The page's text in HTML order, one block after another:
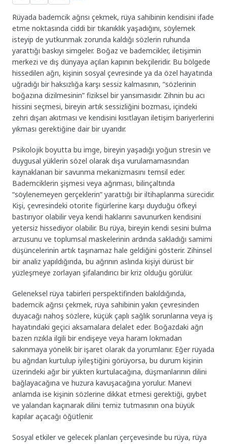
Rüyada bademcik ağrısı çekmek, rüya sahibinin kendisini ifade
etme noktasında ciddi bir tıkanıklık yaşadığını, söylemek
isteyip de yutkunmak zorunda kaldığı sözlerin ruhunda
yarattığı baskıyı simgeler. Boğaz ve bademcikler, iletişimin
merkezi ve dış dünyaya açılan kapının bekçileridir. Bu bölgede
hissedilen ağrı, kişinin sosyal çevresinde ya da özel hayatında
uğradığı bir haksızlığa karşı sessiz kalmasının, “sözlerinin
boğazına dizilmesinin” fiziksel bir yansımasıdır. Zihnin bu acı
hissini seçmesi, bireyin artık sessizliğini bozması, içindeki
zehri dışarı akıtması ve kendisini kısıtlayan iletişim bariyerlerini
yıkması gerektiğine dair bir uyarıdır.
Psikolojik boyutta bu imge, bireyin yaşadığı yoğun stresin ve
duygusal yüklerin sözel olarak dışa vurulamamasından
kaynaklanan bir savunma mekanizmasını temsil eder.
Bademciklerin şişmesi veya ağrıması, bilinçaltında
“söylenemeyen gerçeklerin” yarattığı bir iltihaplanma sürecidir.
Kişi, çevresindeki otorite figürlerine karşı duyduğu öfkeyi
bastırıyor olabilir veya kendi haklarını savunurken kendisini
yetersiz hissediyor olabilir. Bu rüya, bireyin kendi sesini bulma
arzusunu ve toplumsal maskelerinin ardında sakladığı samimi
düşüncelerinin artık taşınamaz hale geldiğini gösterir. Zihinsel
bir analiz yapıldığında, bu ağrının aslında kişiyi dürüst bir
yüzleşmeye zorlayan şifalandırıcı bir kriz olduğu görülür.
Geleneksel rüya tabirleri perspektifinden bakıldığında,
bademcik ağrısı çekmek, rüya sahibinin yakın çevresinden
duyacağı nahoş sözlere, küçük çaplı sağlık sorunlarına veya iş
hayatındaki geçici aksamalara delalet eder. Boğazdaki ağrı
bazen rızıkla ilgili bir endişeye veya haram lokmadan
sakınmaya yönelik bir işaret olarak da yorumlanır. Eğer rüyada
bu ağrıdan kurtulup iyileştiğini görüyorsa, bu durum kişinin
üzerindeki ağır bir yükten kurtulacağına, düşmanlarının dilini
bağlayacağına ve huzura kavuşacağına yorulur. Manevi
anlamda ise kişinin sözlerine dikkat etmesi gerektiği, gıybet
ve yalandan kaçınarak dilini temiz tutmasının ona büyük
kapılar açacağı öğütlenir.
Sosyal etkiler ve gelecek planları çerçevesinde bu rüya, rüya